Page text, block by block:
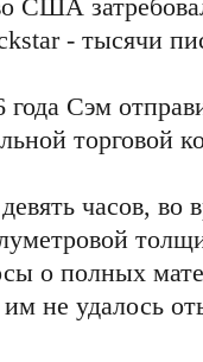
США
- тысячи
года Сэм
торговой
часов,
о полных
не удалось